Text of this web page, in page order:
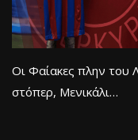
Οι Φαίακες πλην του
στόπερ, Μενικάλι…